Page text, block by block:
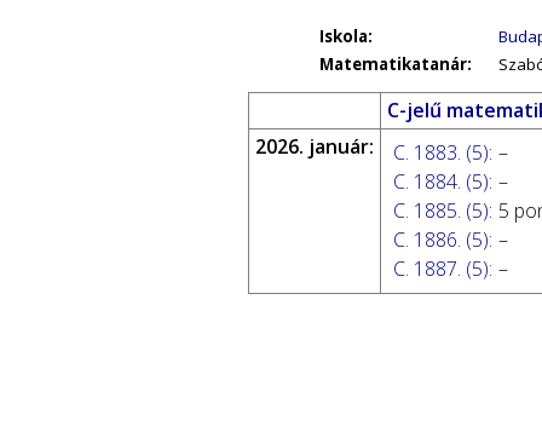
Iskola:
Matematikatanár:
C-jelű
2026. január:
C. 1883. (5): –
C. 1884. (5): –
C. 1885. (5): 5
C. 1886. (5): –
C. 1887. (5): –